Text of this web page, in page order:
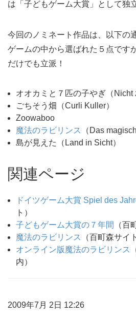
は「子どもゲーム大賞」として独
今回のノミネート作品は、以下の
ゲームの中から選ばれた５点です
だけでも立派！
オオカミと７匹の子やぎ（Nicht
ごちそう畑（Curli Kuller）
Zoowaboo
魔法のラビリンス
（Das
島が見えた（Land in Sicht）
関連ページ
ドイツゲーム大賞 Spiel des
ト）
子どもゲーム大賞の７年間
（百
魔法のラビリンス
（百町森サイ
オンライン版魔法のラビリンス
内）
2009年7月 2日 12:26